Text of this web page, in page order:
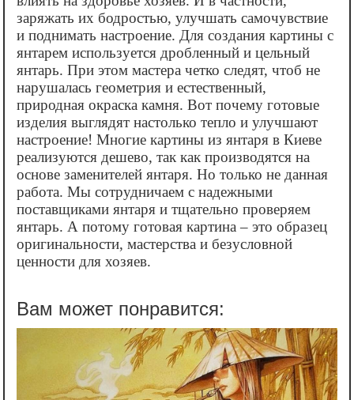
заряжать их бодростью, улучшать самочувствие
и поднимать настроение. Для создания картины с
янтарем используется дробленный и цельный
янтарь. При этом мастера четко следят, чтоб не
нарушалась геометрия и естественный,
природная окраска камня. Вот почему готовые
изделия выглядят настолько тепло и улучшают
настроение! Многие картины из янтаря в Киеве
реализуются дешево, так как производятся на
основе заменителей янтаря. Но только не данная
работа. Мы сотрудничаем с надежными
поставщиками янтаря и тщательно проверяем
янтарь. А потому готовая картина – это образец
оригинальности, мастерства и безусловной
ценности для хозяев.